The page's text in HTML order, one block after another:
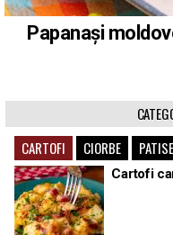
Papanași
CARTOFI
CIORBE
Cartofi